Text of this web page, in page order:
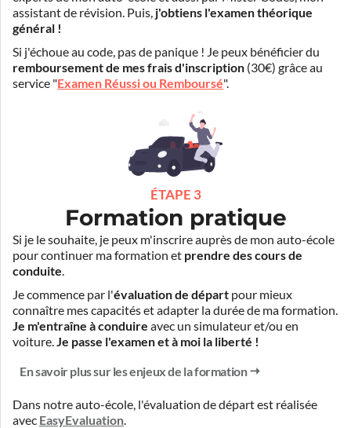
assistant de révision. Puis, j'obtiens l'examen théorique
général !
Si j'échoue au code, pas de panique ! Je peux bénéficier du
remboursement de mes frais d'inscription (30€) grâce au
service "Examen Réussi ou Remboursé".
ÉTAPE 3
Formation pratique
Si je le souhaite, je peux m'inscrire auprès de mon auto-école
pour continuer ma formation et prendre des cours de
conduite.
Je commence par l'évaluation de départ pour mieux
connaître mes capacités et adapter la durée de ma formation.
Je m'entraîne à conduire avec un simulateur et/ou en
voiture. Je passe l'examen et à moi la liberté !
En savoir plus sur les enjeux de la formation
Dans notre auto-école, l'évaluation de départ est réalisée
avec EasyEvaluation